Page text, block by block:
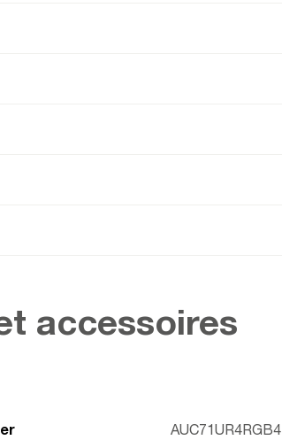
accessoires
AUC71UR4RGB4